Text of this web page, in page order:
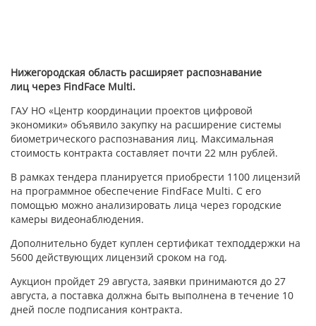
Нижегородская область расширяет распознавание
лиц через FindFace Multi.
ГАУ НО «Центр координации проектов цифровой
экономики» объявило закупку на расширение системы
биометрического распознавания лиц. Максимальная
стоимость контракта составляет почти 22 млн рублей.
В рамках тендера планируется приобрести 1100 лицензий
на программное обеспечение FindFace Multi. С его
помощью можно анализировать лица через городские
камеры видеонаблюдения.
Дополнительно будет куплен сертификат техподдержки на
5600 действующих лицензий сроком на год.
Аукцион пройдет 29 августа, заявки принимаются до 27
августа, а поставка должна быть выполнена в течение 10
дней после подписания контракта.